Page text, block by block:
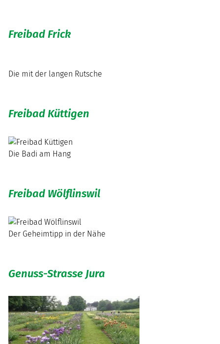
Freibad Frick
Die mit der langen Rutsche
Freibad Küttigen
Die Badi am Hang
Freibad Wölflinswil
Der Geheimtipp in der Nähe
Genuss-Strasse Jura